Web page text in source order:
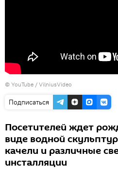
© YouTube / VilniusVideo
Подписаться
Посетителей ждет
виде водной
качели и различные
инсталляции